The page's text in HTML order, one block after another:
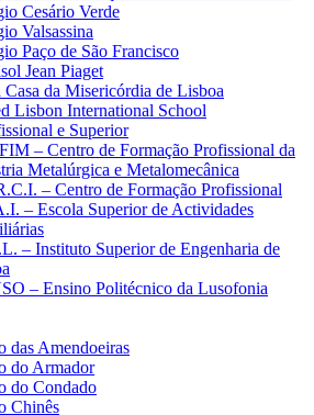
Cesário Verde
Valsassina
Paço de São Francisco
Jean Piaget
Casa da Misericórdia de Lisboa
Lisbon International School
e Superior
– Centro de Formação Profissional da
Metalúrgica e Metalomecânica
– Centro de Formação Profissional
– Escola Superior de Actividades
– Instituto Superior de Engenharia de
– Ensino Politécnico da Lusofonia
das Amendoeiras
do Armador
do Condado
Chinês